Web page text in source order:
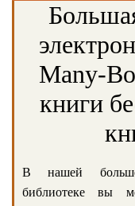
Many-
книги
В нашей
библиотеке вы